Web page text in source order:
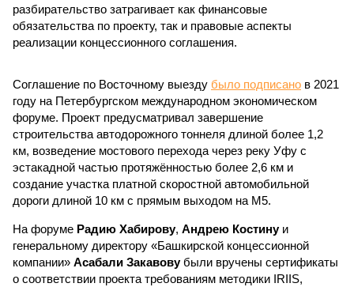
разбирательство затрагивает как финансовые
обязательства по проекту, так и правовые аспекты
реализации концессионного соглашения.
Соглашение по Восточному выезду было подписано в 2021
году на Петербургском международном экономическом
форуме. Проект предусматривал завершение
строительства автодорожного тоннеля длиной более 1,2
км, возведение мостового перехода через реку Уфу с
эстакадной частью протяжённостью более 2,6 км и
создание участка платной скоростной автомобильной
дороги длиной 10 км с прямым выходом на М5.
На форуме Радию Хабирову, Андрею Костинуи
генеральному директору «Башкирской концессионной
компании» Асабали Закавовубыли вручены сертификаты
о соответствии проекта требованиям методики IRIIS,